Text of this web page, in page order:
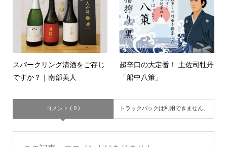
スパークリング清酒をご存じ
ですか？｜南部美人
超辛口の大定番！ 土佐司牡丹
「船中八策」
コメント ( 0 ) トラックバックは利用できません。